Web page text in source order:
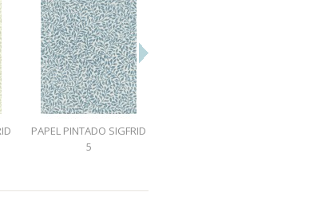
PAPEL PINTADO SIGFRID
5